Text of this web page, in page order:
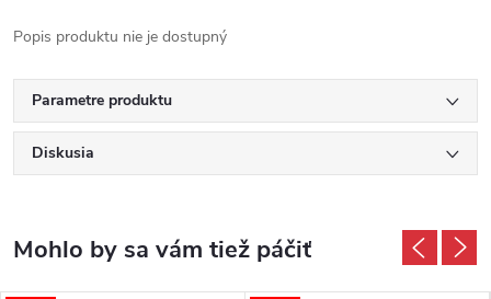
Popis produktu nie je dostupný
Parametre produktu
Diskusia